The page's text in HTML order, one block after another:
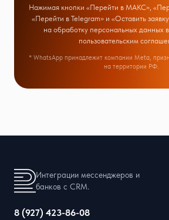
Нажимая кнопки «Перейти в МАКС»,
«Перейти в Telegram» и «Оставить
на обработку персональных данных в
пользовательским
* WhatsApp принадлежит компании Meta,
на территории РФ.
Интеграции мессенджеров и
банков с CRM.
8 (927) 423-86-08